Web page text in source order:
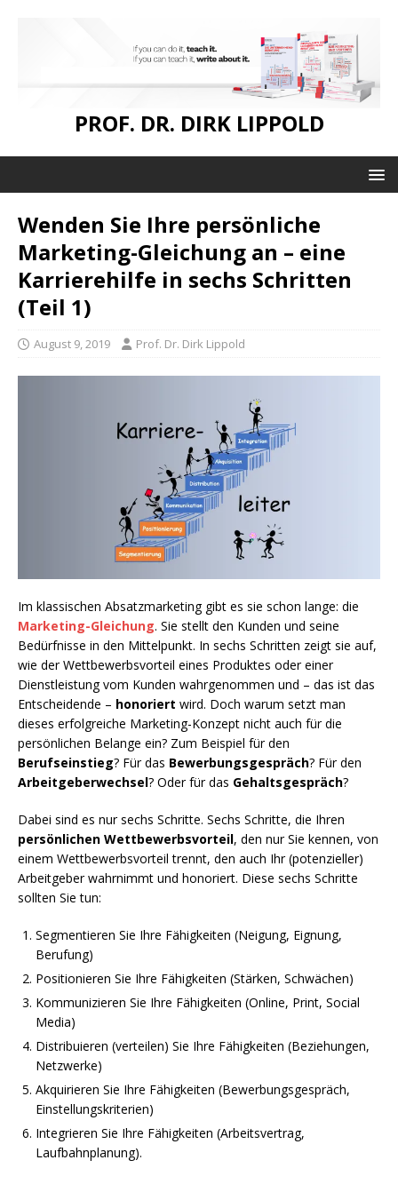
PROF. DR. DIRK LIPPOLD
Wenden Sie Ihre persönliche
Marketing-Gleichung an – eine
Karrierehilfe in sechs Schritten
(Teil 1)
August 9, 2019 Prof. Dr. Dirk Lippold
Im klassischen Absatzmarketing gibt es sie schon lange: die
Marketing-Gleichung. Sie stellt den Kunden und seine
Bedürfnisse in den Mittelpunkt. In sechs Schritten zeigt sie auf,
wie der Wettbewerbsvorteil eines Produktes oder einer
Dienstleistung vom Kunden wahrgenommen und – das ist das
Entscheidende – honoriert wird. Doch warum setzt man
dieses erfolgreiche Marketing-Konzept nicht auch für die
persönlichen Belange ein? Zum Beispiel für den
Berufseinstieg? Für das Bewerbungsgespräch? Für den
Arbeitgeberwechsel? Oder für das Gehaltsgespräch?
Dabei sind es nur sechs Schritte. Sechs Schritte, die Ihren
persönlichen Wettbewerbsvorteil, den nur Sie kennen, von
einem Wettbewerbsvorteil trennt, den auch Ihr (potenzieller)
Arbeitgeber wahrnimmt und honoriert. Diese sechs Schritte
sollten Sie tun:
Segmentieren Sie Ihre Fähigkeiten (Neigung, Eignung,
Berufung)
Positionieren Sie Ihre Fähigkeiten (Stärken, Schwächen)
Kommunizieren Sie Ihre Fähigkeiten (Online, Print, Social
Media)
Distribuieren (verteilen) Sie Ihre Fähigkeiten (Beziehungen,
Netzwerke)
Akquirieren Sie Ihre Fähigkeiten (Bewerbungsgespräch,
Einstellungskriterien)
Integrieren Sie Ihre Fähigkeiten (Arbeitsvertrag,
Laufbahnplanung).